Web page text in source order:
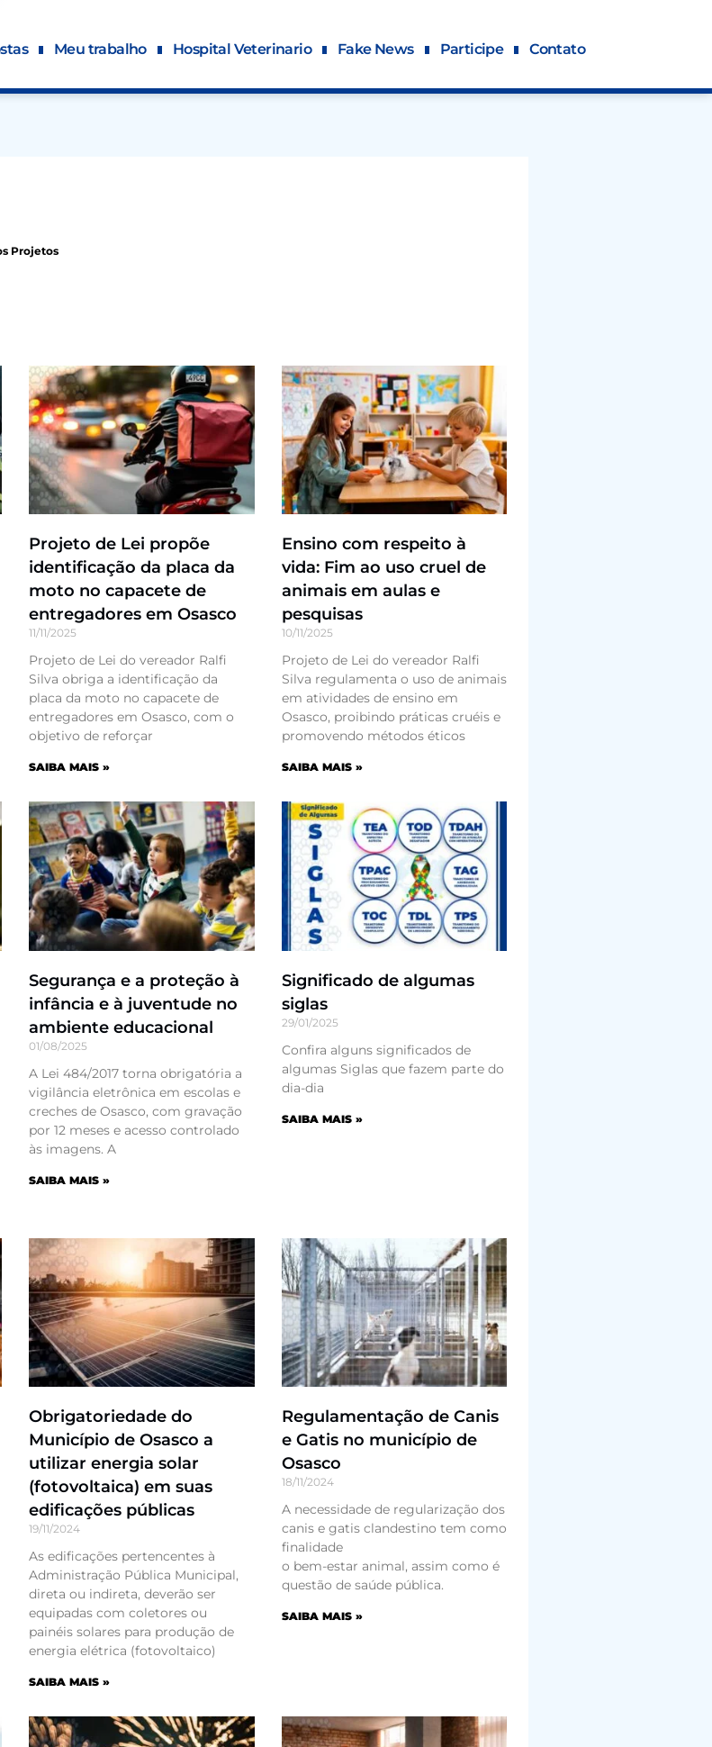
Meu trabalho Hospital Veterinario Fake News Participe Contato
Projetos
Projeto de Lei propõe
identificação da placa da
moto no capacete de
entregadores em Osasco
11/11/2025
Projeto de Lei do vereador Ralfi
Silva obriga a identificação da
placa da moto no capacete de
entregadores em Osasco, com o
objetivo de reforçar
SAIBA MAIS »
Ensino com respeito à
vida: Fim ao uso cruel de
animais em aulas e
pesquisas
10/11/2025
Projeto de Lei do vereador Ralfi
Silva regulamenta o uso de animais
em atividades de ensino em
Osasco, proibindo práticas cruéis e
promovendo métodos éticos
SAIBA MAIS »
Segurança e a proteção à
infância e à juventude no
ambiente educacional
01/08/2025
A Lei 484/2017 torna obrigatória a
vigilância eletrônica em escolas e
creches de Osasco, com gravação
por 12 meses e acesso controlado
às imagens. A
SAIBA MAIS »
Significado de algumas
siglas
29/01/2025
Confira alguns significados de
algumas Siglas que fazem parte do
dia-dia
SAIBA MAIS »
Obrigatoriedade do
Município de Osasco a
utilizar energia solar
(fotovoltaica) em suas
edificações públicas
19/11/2024
As edificações pertencentes à
Administração Pública Municipal,
direta ou indireta, deverão ser
equipadas com coletores ou
painéis solares para produção de
energia elétrica (fotovoltaico)
SAIBA MAIS »
Regulamentação de Canis
e Gatis no município de
Osasco
18/11/2024
A necessidade de regularização dos
canis e gatis clandestino tem como
finalidade
o bem-estar animal, assim como é
questão de saúde pública.
SAIBA MAIS »